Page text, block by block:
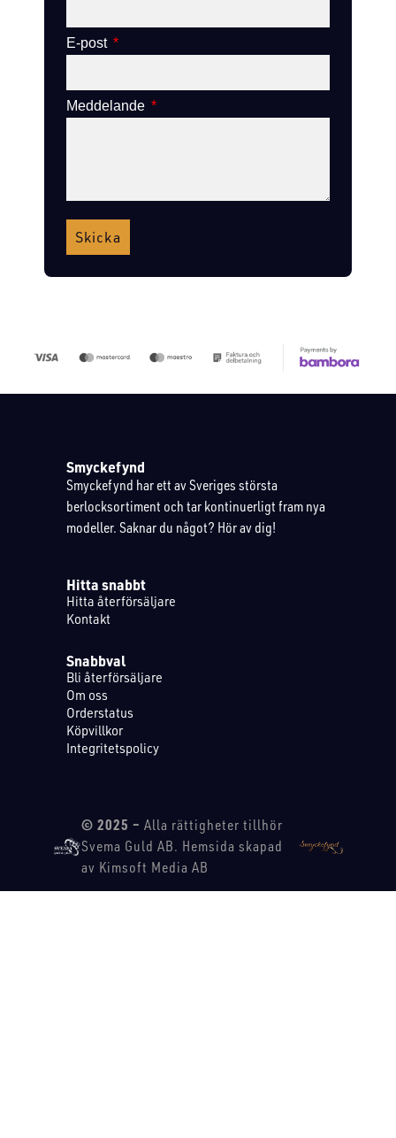
E-post
Meddelande
Skicka
Smyckefynd
Smyckefynd har ett av Sveriges största
berlocksortiment och tar kontinuerligt fram nya
modeller. Saknar du något? Hör av dig!
Hitta snabbt
Hitta återförsäljare
Kontakt
Snabbval
Bli återförsäljare
Om oss
Orderstatus
Köpvillkor
Integritetspolicy
© 2025 – Alla rättigheter tillhör
Svema Guld AB. Hemsida skapad
av Kimsoft Media AB